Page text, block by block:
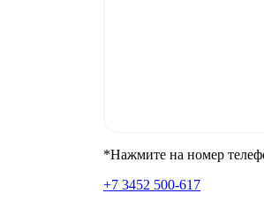
*Нажмите на номер
+7 3452 500-617